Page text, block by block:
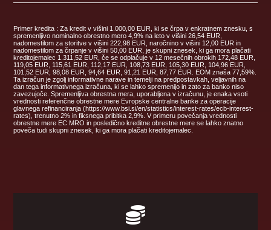
Primer kredita : Za kredit v višini 1.000,00 EUR, ki se črpa v enkratnem znesku, s
spremenljivo nominalno obrestno mero 4,9% na leto v višini 26,54 EUR,
nadomestilom za storitve v višini 222,98 EUR, naročnino v višini 12,00 EUR in
nadomestilom za črpanje v višini 50,00 EUR, je skupni znesek, ki ga mora plačati
kreditojemalec 1.311,52 EUR, če se odplačuje v 12 mesečnih obrokih 172,48 EUR,
119,05 EUR, 115,61 EUR, 112,17 EUR, 108,73 EUR, 105,30 EUR, 104,96 EUR,
101,52 EUR, 98,08 EUR, 94,64 EUR, 91,21 EUR, 87,77 EUR. EOM znaša 77,59%.
Ta izračun je zgolj informativne narave in temelji na predpostavkah, veljavnih na
dan tega informativnega izračuna, ki se lahko spremenijo in zato za banko niso
zavezujoče. Spremenljiva obrestna mera, uporabljena v izračunu, je enaka vsoti
vrednosti referenčne obrestne mere Evropske centralne banke za operacije
glavnega refinanciranja (https://www.bsi.si/en/statistics/interest-rates/ecb-interest-
rates), trenutno 2% in fiksnega pribitka 2,9%. V primeru povečanja vrednosti
obrestne mere EC MRO in posledično kreditne obrestne mere se lahko znatno
poveča tudi skupni znesek, ki ga mora plačati kreditojemalec.
